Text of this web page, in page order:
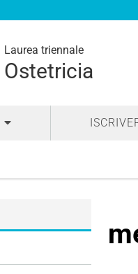
Laurea triennale
Ostetricia